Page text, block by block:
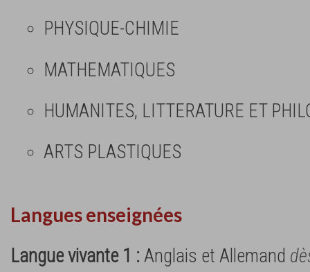
PHYSIQUE-CHIMIE
MATHEMATIQUES
HUMANITES, LITTERATURE ET
ARTS PLASTIQUES
Langues enseignées
Langue vivante 1 :Anglais et Allemand